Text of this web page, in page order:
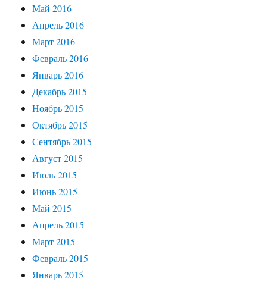
Май 2016
Апрель 2016
Март 2016
Февраль 2016
Январь 2016
Декабрь 2015
Ноябрь 2015
Октябрь 2015
Сентябрь 2015
Август 2015
Июль 2015
Июнь 2015
Май 2015
Апрель 2015
Март 2015
Февраль 2015
Январь 2015